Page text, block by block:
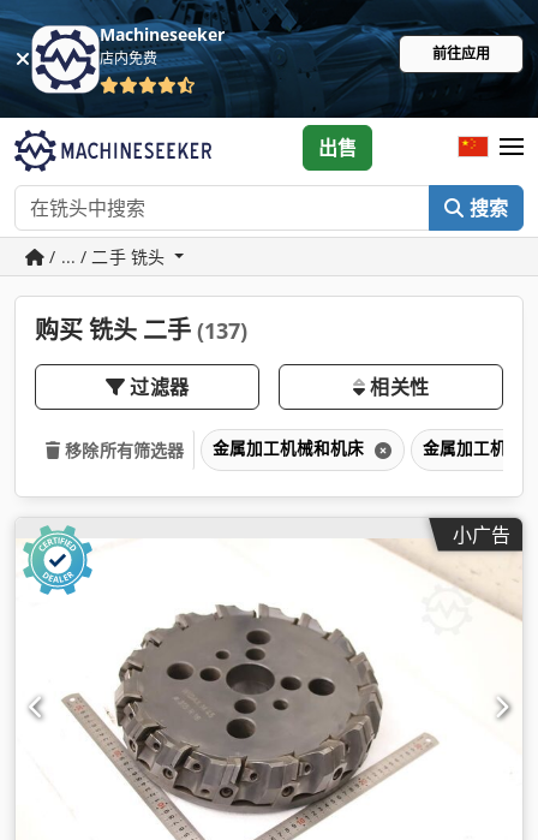
Machineseeker
店内免费 前往应用
搜索
出售
/ ... / 二手 铣头
购买 铣头 二手 (137)
过滤器 相关性
移除所有筛选器 金属加工机械和机床 金属加工机械
小广告